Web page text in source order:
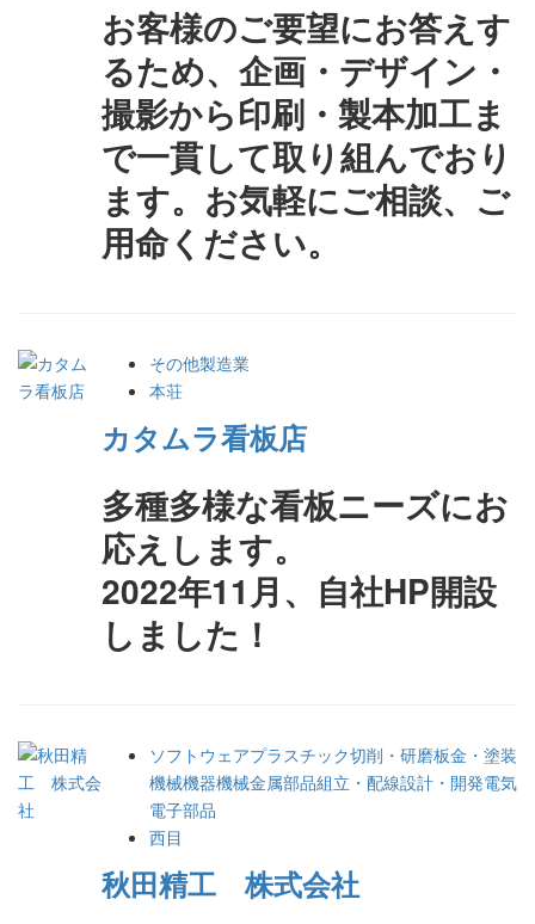
お客様のご要望にお答えす
るため、企画・デザイン・
撮影から印刷・製本加工ま
で一貫して取り組んでおり
ます。お気軽にご相談、ご
用命ください。
その他製造業
本荘
カタムラ看板店
多種多様な看板ニーズにお
応えします。
2022年11月、自社HP開設
しました！
ソフトウェアプラスチック切削・研磨板金・塗装
機械機器機械金属部品組立・配線設計・開発電気
電子部品
西目
秋田精工 株式会社